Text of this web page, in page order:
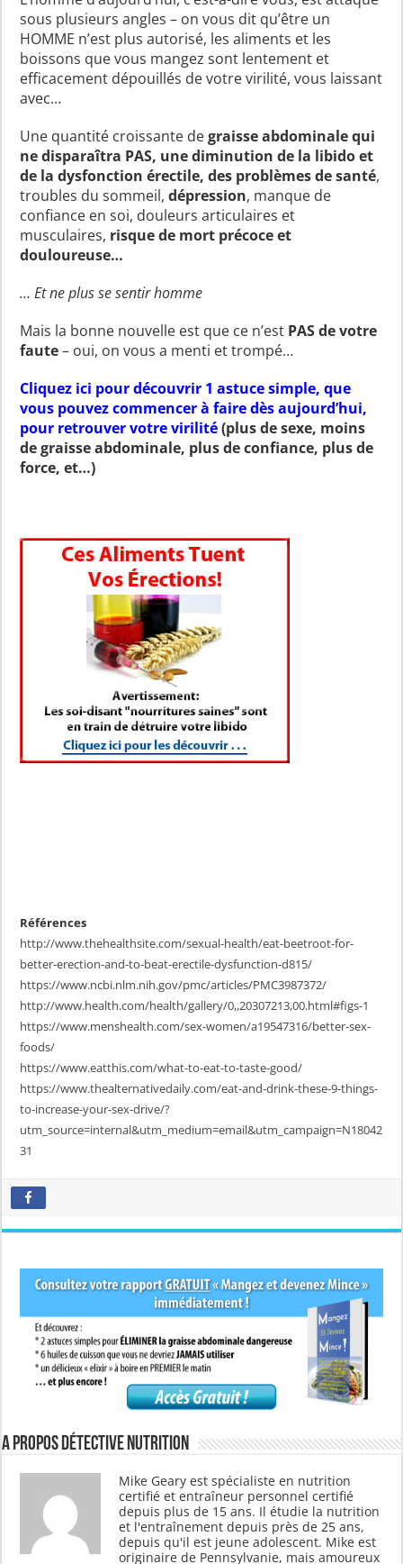
sous plusieurs angles – on vous dit qu’être un
HOMME n’est plus autorisé, les aliments et les
boissons que vous mangez sont lentement et
efficacement dépouillés de votre virilité, vous laissant
avec…
Une quantité croissante degraisse abdominale qui
ne disparaîtra PAS, une diminution de la libido et
de la dysfonction érectile, des problèmes de santé,
troubles du sommeil,dépression, manque de
confiance en soi, douleurs articulaires et
musculaires, risque de mort précoce et
douloureuse…
… Et ne plus se sentir homme
Mais la bonne nouvelle est que ce n’est PAS de votre
faute– oui, on vous a menti et trompé…
Cliquez ici pour découvrir 1 astuce simple, que
vous pouvez commencer à faire dès aujourd’hui,
pour retrouver votre virilité(plus de sexe, moins
de graisse abdominale, plus de confiance, plus de
force, et…)
Références
http://www.thehealthsite.com/sexual-health/eat-beetroot-for-
better-erection-and-to-beat-erectile-dysfunction-d815/
https://www.ncbi.nlm.nih.gov/pmc/articles/PMC3987372/
http://www.health.com/health/gallery/0,,20307213,00.html#figs-1
https://www.menshealth.com/sex-women/a19547316/better-sex-
foods/
https://www.eatthis.com/what-to-eat-to-taste-good/
https://www.thealternativedaily.com/eat-and-drink-these-9-things-
to-increase-your-sex-drive/?
utm_source=internal&utm_medium=email&utm_campaign=N18042
31
A propos Détective Nutrition
Mike Geary est spécialiste en nutrition
certifié et entraîneur personnel certifié
depuis plus de 15 ans. Il étudie la nutrition
et l'entraînement depuis près de 25 ans,
depuis qu'il est jeune adolescent. Mike est
originaire de Pennsylvanie, mais amoureux